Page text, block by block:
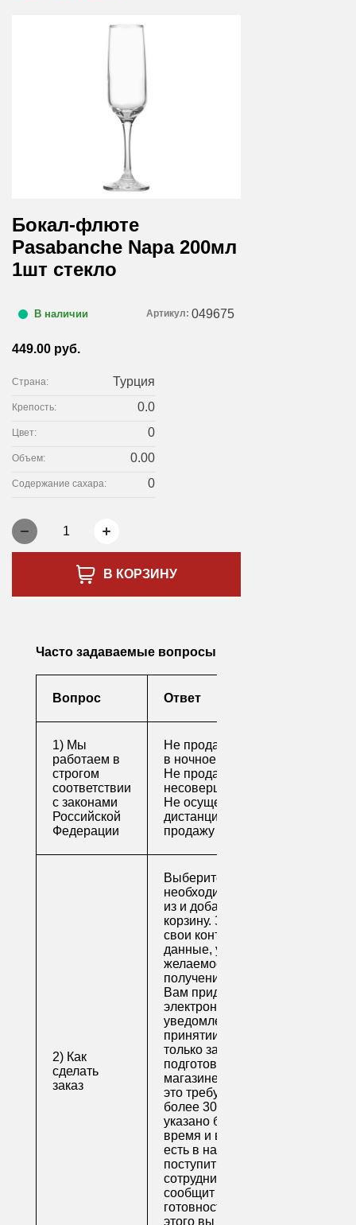
Бокал-флюте
Pasabanche Napa 200мл
1шт стекло
В наличии Артикул: 049675
449.00 руб.
Страна: Турция
Крепость: 0.0
Цвет: 0
Объем: 0.00
Содержание сахара: 0
1
В КОРЗИНУ
Часто задаваемые вопросы
Вопрос Ответ
1) Мы
работаем в
строгом
соответствии
с законами
Российской
Федерации
Не продаем алкоголь
в ночное время
Не продаем алкоголь
несовершеннолетним
Не осуществляем
дистанционную
продажу
2) Как
сделать
заказ
Выберите
необходимые товары
из и добавьте их в
корзину. Заполните
свои контактные
данные, укажите
желаемое время
получения заказа.
Вам придет по
электронной почте
уведомление о
принятии заказа. Как
только заказ
подготовят в
магазине (обычно на
это требуется не
более 30 минут, если
указано ближайшее
время и весь товар
есть в наличии), вам
поступит письмо от
сотрудника, который
сообщит о
готовности. После
этого вы можете